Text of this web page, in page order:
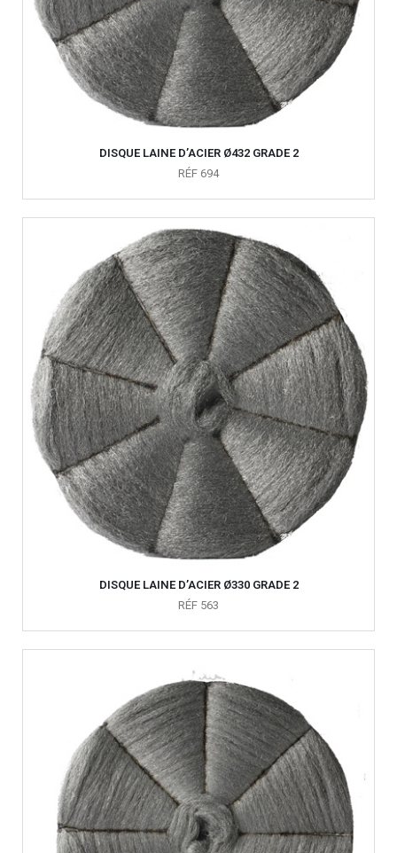
DISQUE LAINE D’ACIER Ø432 GRADE 2
RÉF 694
DISQUE LAINE D’ACIER Ø330 GRADE 2
RÉF 563